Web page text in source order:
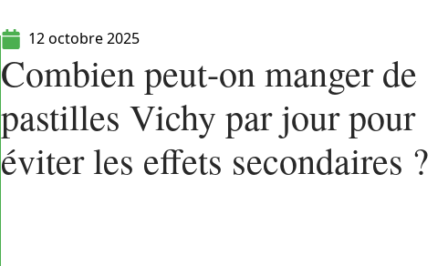
12 octobre 2025
Combien peut-on manger de
pastilles Vichy par jour pour
éviter les effets secondaires ?